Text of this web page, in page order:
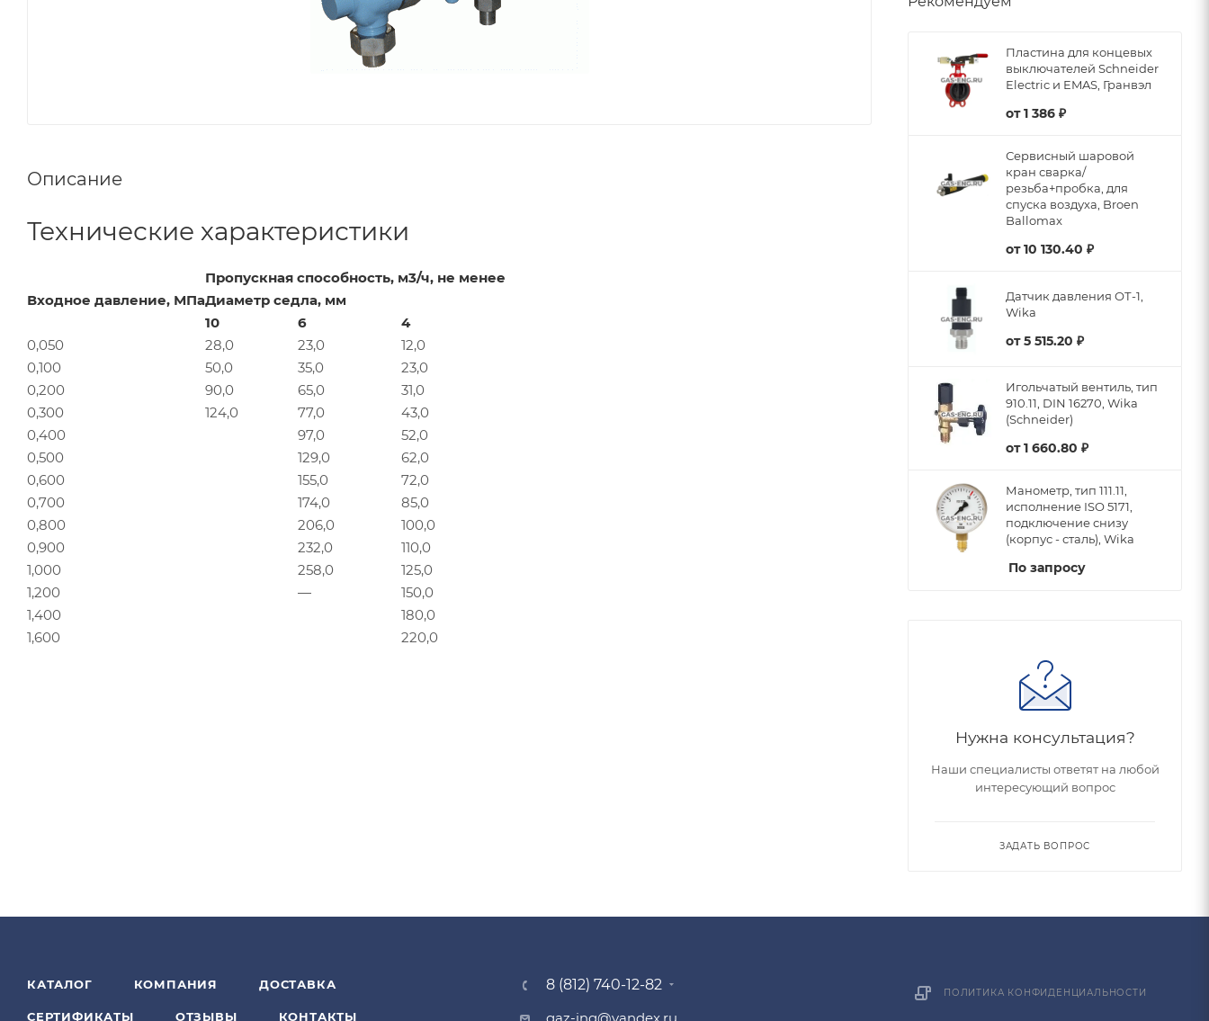
Описание
Технические характеристики
Входное давление, МПа
Пропускная способность, м3/ч, не менее
Диаметр седла, мм
10
6
4
0,050
0,100
0,200
0,300
0,400
0,500
0,600
0,700
0,800
0,900
1,000
1,200
1,400
1,600
28,0
50,0
90,0
124,0
23,0
35,0
65,0
77,0
97,0
129,0
155,0
174,0
206,0
232,0
258,0
—
12,0
23,0
31,0
43,0
52,0
62,0
72,0
85,0
100,0
110,0
125,0
150,0
180,0
220,0
Пластина для концевых
выключателей Schneider
Electric и EMAS, Гранвэл
от1 386 ₽
Сервисный шаровой
кран сварка/
резьба+пробка, для
спуска воздуха, Broen
Ballomax
от10 130.40 ₽
Датчик давления ОТ-1,
Wika
от5 515.20 ₽
Игольчатый вентиль, тип
910.11, DIN 16270, Wika
(Schneider)
от1 660.80 ₽
Манометр, тип 111.11,
исполнение ISO 5171,
подключение снизу
(корпус - сталь), Wika
По запросу
Нужна консультация?
Наши специалисты ответят на любой
интересующий вопрос
ЗАДАТЬ ВОПРОС
КАТАЛОГ КОМПАНИЯ ДОСТАВКА
СЕРТИФИКАТЫ ОТЗЫВЫ КОНТАКТЫ
8 (812) 740-12-82
ПОЛИТИКА КОНФИДЕНЦИАЛЬНОСТИ